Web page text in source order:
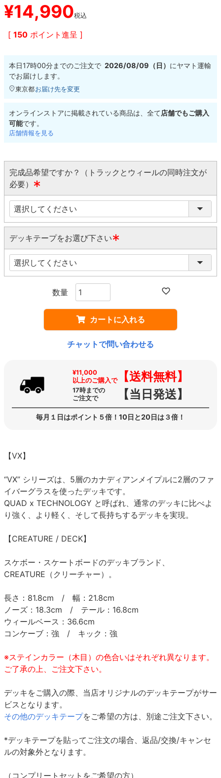
¥14,990税込
[ 150 ポイント進呈 ]
本日17時00分までのご注文で 2026/08/09（日） にヤマト運輸
でお届けします。
東京都お届け先を変更
オンラインストアに掲載されている商品は、全て店舗でもご購入
可能です。
店舗情報を見る
完成品希望ですか？（トラックとウィールの同時注文が
必要）
(
必
須
)
デッキテープをお選び下さい
(
須
カートに入れる
チャットで問い合わせる
¥11,000
以上のご購入で【送料無料】
17時までの
ご注文で
【当日発送】
毎月１日はポイント５倍！10日と20日は３倍！
【VX】
“VX” シリーズは、5層のカナディアンメイプルに2層のファ
イバーグラスを使ったデッキです。
QUAD x TECHNOLOGY と呼ばれ、通常のデッキに比べよ
り強く、より軽く、そして長持ちするデッキを実現。
【CREATURE / DECK】
スケボー・スケートボードのデッキブランド、
CREATURE（クリーチャー）。
長さ：81.8cm / 幅：21.8cm
ノーズ：18.3cm / テール：16.8cm
ウィールベース：36.6cm
コンケーブ：強 / キック：強
※ステインカラー（木目）の色合いはそれぞれ異なります。
ご了承の上、ご注文下さい。
デッキをご購入の際、当店オリジナルのデッキテープがサー
ビスとなります。
その他のデッキテープをご希望の方は、別途ご注文下さい。
*デッキテープを貼ってご注文の場合、返品/交換/キャンセ
ルの対象外となります。
（コンプリートセットをご希望の方）
高性能デッキ